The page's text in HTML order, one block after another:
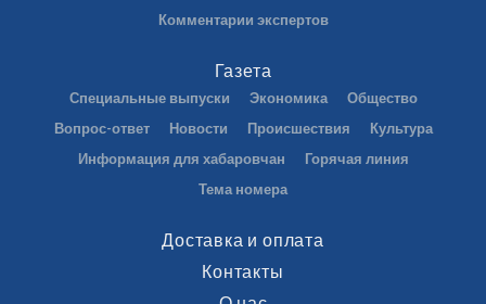
Комментарии экспертов
Газета
Специальные выпуски Экономика
Общество
Вопрос-ответ
Новости Происшествия
Культура
Информация для хабаровчан
Горячая линия
Тема номера
Доставка и оплата
Контакты